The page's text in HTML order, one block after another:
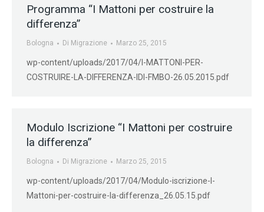
Programma “I Mattoni per costruire la
differenza”
Bologna Di Migrazione Marzo 25, 2015
wp-content/uploads/2017/04/I-MATTONI-PER-
COSTRUIRE-LA-DIFFERENZA-IDI-FMBO-26.05.2015.pdf
Modulo Iscrizione “I Mattoni per costruire
la differenza”
Bologna Di Migrazione Marzo 25, 2015
wp-content/uploads/2017/04/Modulo-iscrizione-I-
Mattoni-per-costruire-la-differenza_26.05.15.pdf